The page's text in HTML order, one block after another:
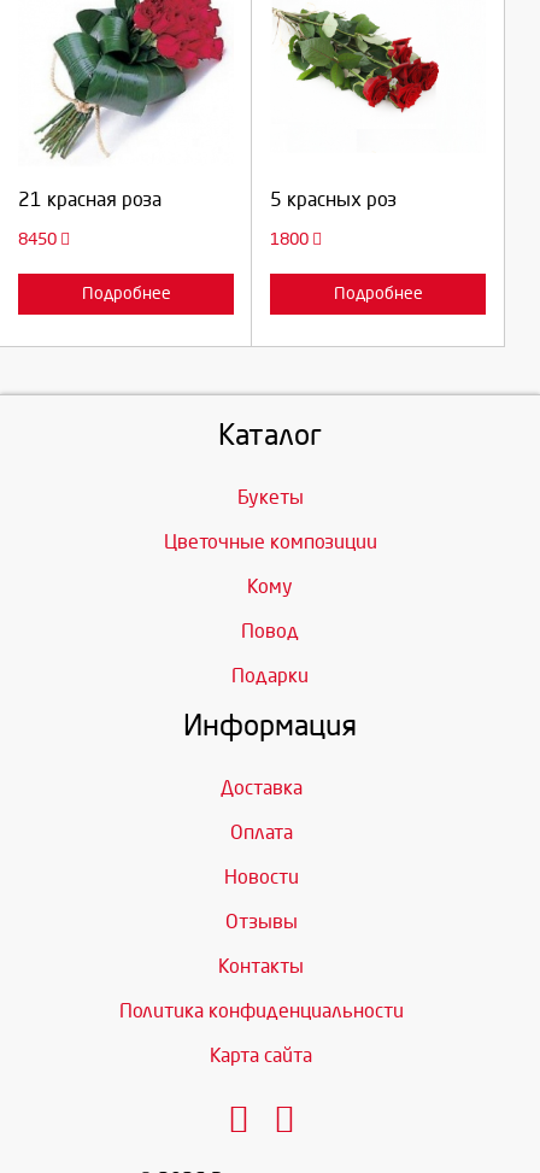
21 красная роза
8450
Подробнее
Выберите количество:
5 красных роз
1800
Подробнее
Выберите количество:
Каталог
Букеты
Цветочные композиции
Кому
Повод
Подарки
Информация
Доставка
Оплата
Новости
Отзывы
Контакты
Политика конфиденциальности
Карта сайта